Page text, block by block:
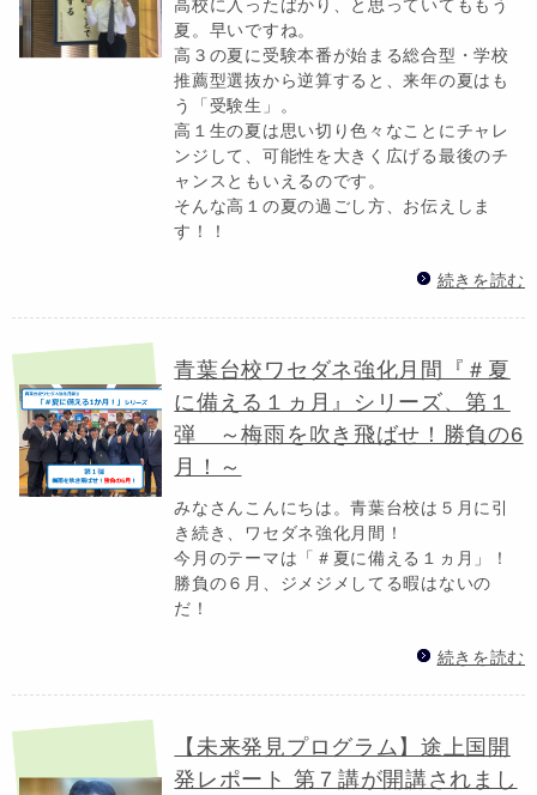
高校に入ったばかり、と思っていてももう
夏。早いですね。
高３の夏に受験本番が始まる総合型・学校
推薦型選抜から逆算すると、来年の夏はも
う「受験生」。
高１生の夏は思い切り色々なことにチャレ
ンジして、可能性を大きく広げる最後のチ
ャンスともいえるのです。
そんな高１の夏の過ごし方、お伝えしま
す！！
続きを読む
青葉台校ワセダネ強化月間『＃夏
に備える１ヵ月』シリーズ、第１
弾 ～梅雨を吹き飛ばせ！勝負の6
月！～
みなさんこんにちは。青葉台校は５月に引
き続き、ワセダネ強化月間！
今月のテーマは「＃夏に備える１ヵ月」！
勝負の６月、ジメジメしてる暇はないの
だ！
続きを読む
【未来発見プログラム】途上国開
発レポート 第７講が開講されまし